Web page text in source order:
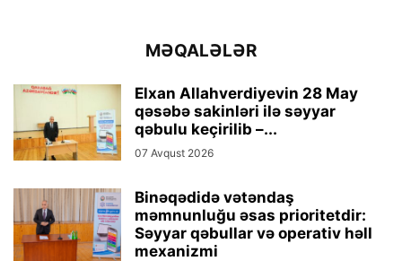
MƏQALƏLƏR
Elxan Allahverdiyevin 28 May
qəsəbə sakinləri ilə səyyar
qəbulu keçirilib –...
07 Avqust 2026
Binəqədidə vətəndaş
məmnunluğu əsas prioritetdir:
Səyyar qəbullar və operativ həll
mexanizmi